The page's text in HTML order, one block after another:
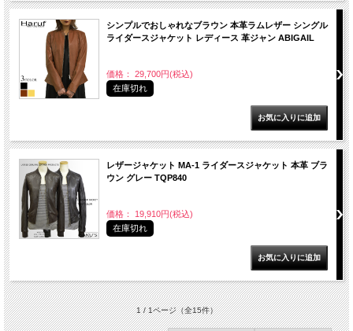
シンプルでおしゃれなブラウン 本革ラムレザー シングル
ライダースジャケット レディース 革ジャン ABIGAIL
価格： 29,700円(税込)
在庫切れ
レザージャケット MA-1 ライダースジャケット 本革 ブラ
ウン グレー TQP840
価格： 19,910円(税込)
在庫切れ
1 / 1ページ（全15件）